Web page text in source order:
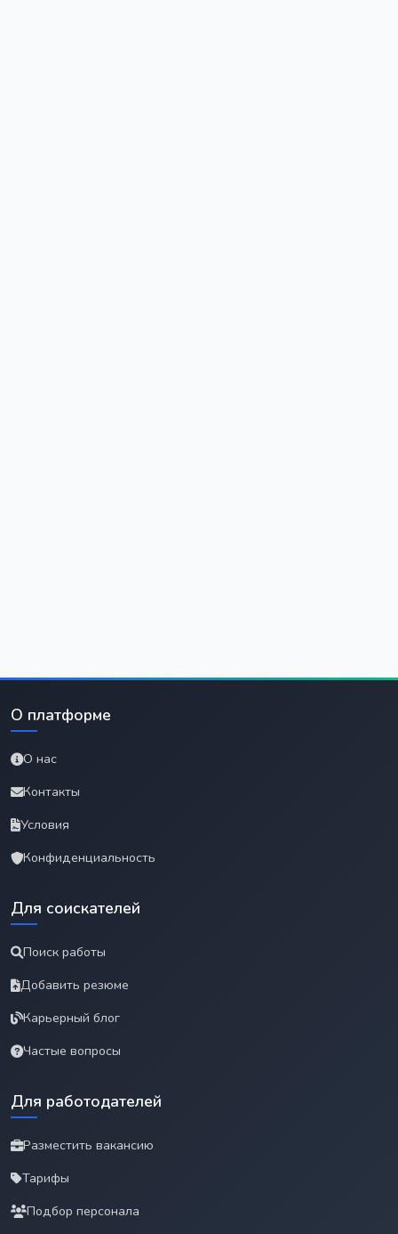
О платформе
О нас
Контакты
Условия
Конфиденциальность
Для соискателей
Поиск работы
Добавить резюме
Карьерный блог
Частые вопросы
Для работодателей
Разместить вакансию
Тарифы
Подбор персонала